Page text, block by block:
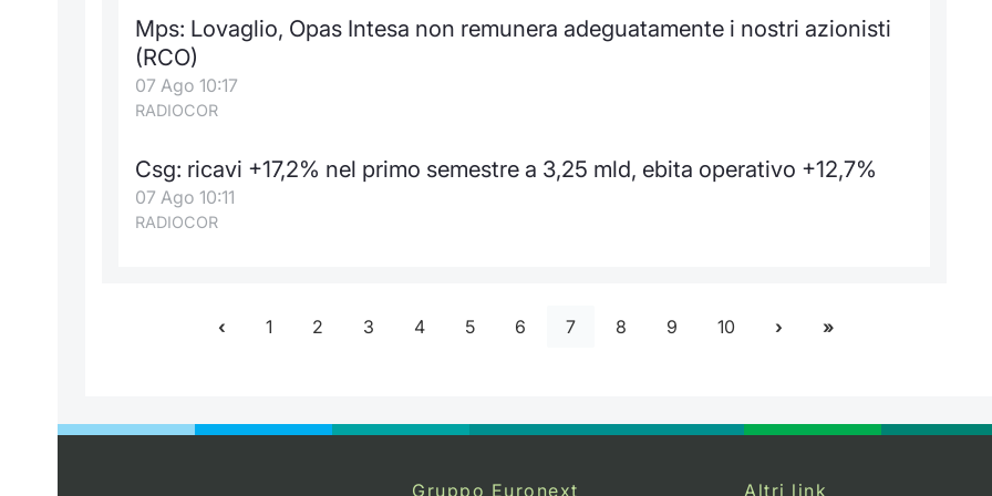
Mps: Lovaglio, Opas Intesa non remunera adeguatamente i nostri azionisti
(RCO)
07 Ago 10:17
RADIOCOR
Csg: ricavi +17,2% nel primo semestre a 3,25 mld, ebita operativo +12,7%
07 Ago 10:11
RADIOCOR
1 2 3 4 5 6 7 8 9 10
Gruppo Euronext Altri link